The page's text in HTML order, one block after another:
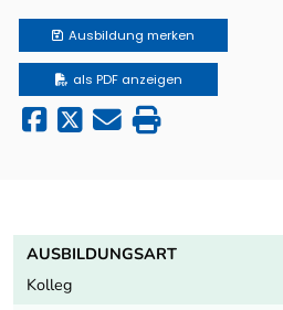
Ausbildung merken
als PDF anzeigen
AUSBILDUNGSART
Kolleg